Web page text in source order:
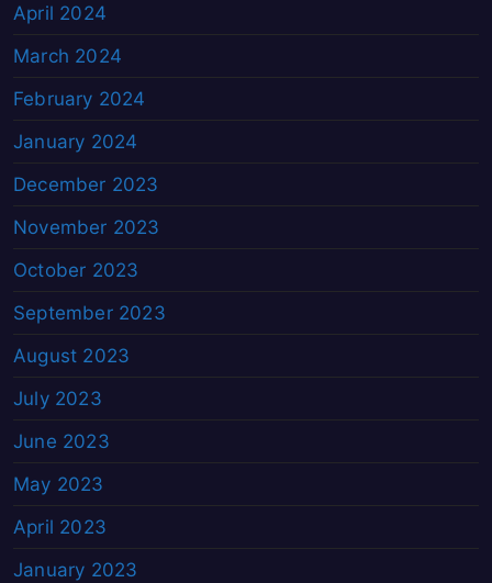
April 2024
March 2024
February 2024
January 2024
December 2023
November 2023
October 2023
September 2023
August 2023
July 2023
June 2023
May 2023
April 2023
January 2023